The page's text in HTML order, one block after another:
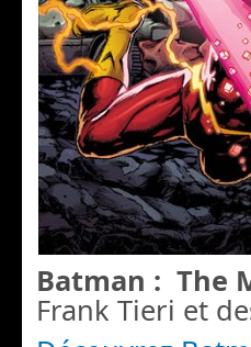
Batman : The
Frank Tieri et